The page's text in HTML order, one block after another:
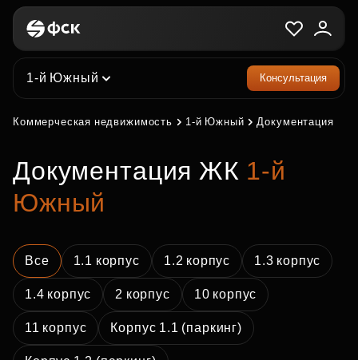
1-й Южный Консультация
Коммерческая недвижимость 1-й Южный Документация
Документация ЖК 1-й
Южный
Все 1.1 корпус 1.2 корпус 1.3 корпус
1.4 корпус 2 корпус 10 корпус
11 корпус Корпус 1.1 (паркинг)